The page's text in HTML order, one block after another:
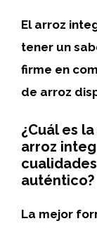
El arroz
tener un
firme en
de arroz
¿Cuál es
arroz
auténtico?
La mejor